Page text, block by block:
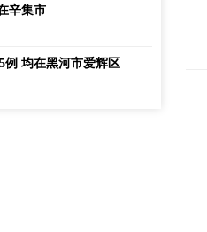
辛集市
例 均在黑河市爱辉区